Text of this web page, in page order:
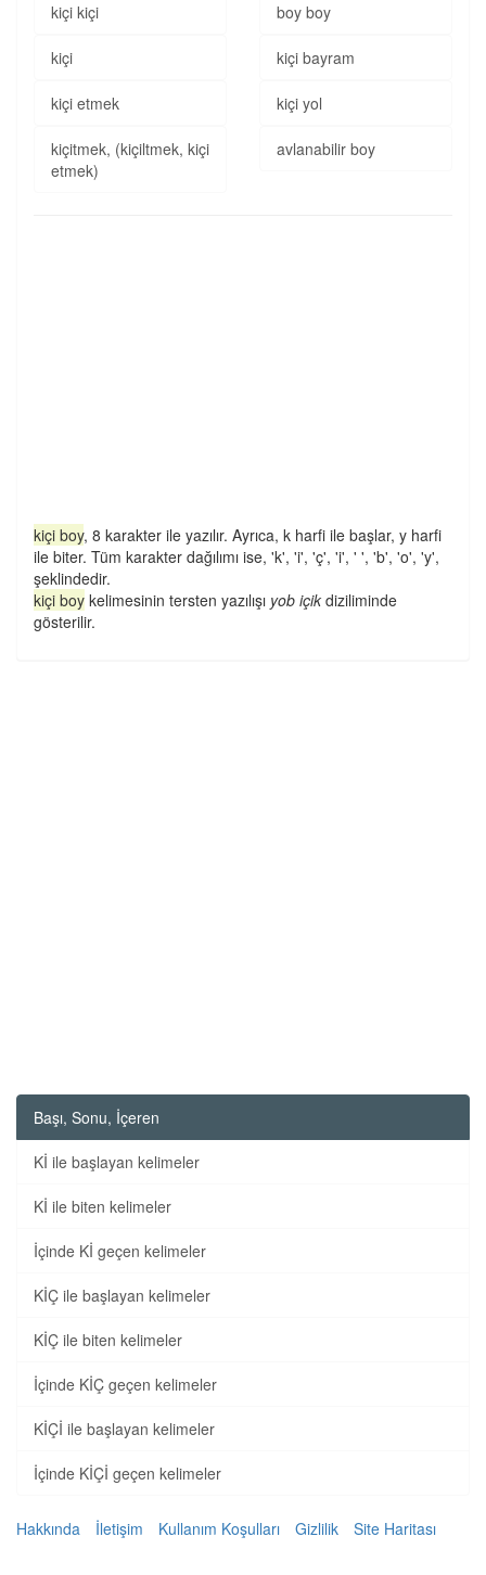
kiçi kiçi boy boy
kiçi kiçi bayram
kiçi etmek kiçi yol
kiçitmek, (kiçiltmek, kiçi
etmek)
avlanabilir boy
kiçi boy, 8 karakter ile yazılır. Ayrıca, k harfi ile başlar, y harfi
ile biter. Tüm karakter dağılımı ise, 'k', 'i', 'ç', 'i', ' ', 'b', 'o', 'y',
şeklindedir.
kiçi boy kelimesinin tersten yazılışı yob içik diziliminde
gösterilir.
Başı, Sonu, İçeren
Kİ ile başlayan kelimeler
Kİ ile biten kelimeler
İçinde Kİ geçen kelimeler
KİÇ ile başlayan kelimeler
KİÇ ile biten kelimeler
İçinde KİÇ geçen kelimeler
KİÇİ ile başlayan kelimeler
İçinde KİÇİ geçen kelimeler
Hakkında İletişim Kullanım Koşulları Gizlilik Site Haritası